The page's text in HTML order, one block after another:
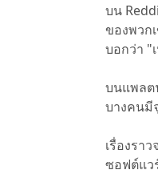
บน
ของพวก
บอกว่า "
บนแพลต
บางคนมี
เรื่องรา
ซอฟต์แว